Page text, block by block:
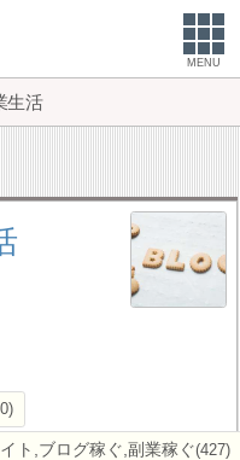
MENU
生活
ト,ブログ稼ぐ,副業稼ぐ 427